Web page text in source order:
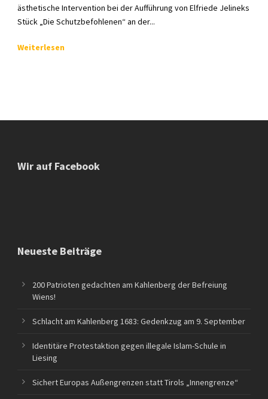
ästhetische Intervention bei der Aufführung von Elfriede Jelineks
Stück „Die Schutzbefohlenen“ an der...
Weiterlesen
Wir auf Facebook
Neueste Beiträge
200 Patrioten gedachten am Kahlenberg der Befreiung
Wiens!
Schlacht am Kahlenberg 1683: Gedenkzug am 9. September
Identitäre Protestaktion gegen illegale Islam-Schule in
Liesing
Sichert Europas Außengrenzen statt Tirols „Innengrenze“